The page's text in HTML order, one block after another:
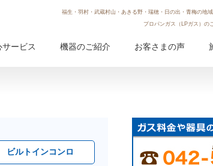
福生・羽村・武蔵村山・あきる野・瑞穂・日の出・青梅の地
プロパンガス（LPガス）の
サービス 機器のご紹介 お客さまの声
ビルトインコンロ